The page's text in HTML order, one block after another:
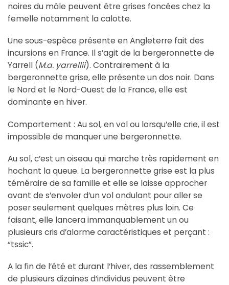
noires du mâle peuvent être grises foncées chez la
femelle notamment la calotte.
Une sous-espèce présente en Angleterre fait des
incursions en France. Il s’agit de la bergeronnette de
Yarrell (M.a. yarrellii). Contrairement à la
bergeronnette grise, elle présente un dos noir. Dans
le Nord et le Nord-Ouest de la France, elle est
dominante en hiver.
Comportement : Au sol, en vol ou lorsqu’elle crie, il est
impossible de manquer une bergeronnette.
Au sol, c’est un oiseau qui marche très rapidement en
hochant la queue. La bergeronnette grise est la plus
téméraire de sa famille et elle se laisse approcher
avant de s’envoler d’un vol ondulant pour aller se
poser seulement quelques mètres plus loin. Ce
faisant, elle lancera immanquablement un ou
plusieurs cris d’alarme caractéristiques et perçant :
“tssic”.
A la fin de l’été et durant l’hiver, des rassemblement
de plusieurs dizaines d’individus peuvent être